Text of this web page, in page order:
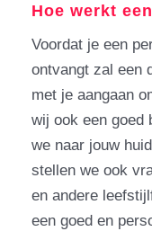
Hoe werkt
Voordat je een
ontvangt zal een
met je aangaan
wij ook een goed
we naar jouw
stellen we ook
en andere
een goed en